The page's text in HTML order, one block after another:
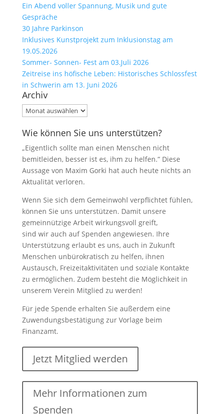
Ein Abend voller Spannung, Musik und gute
Gespräche
30 Jahre Parkinson
Inklusives Kunstprojekt zum Inklusionstag am
19.05.2026
Sommer- Sonnen- Fest am 03.Juli 2026
Zeitreise ins höfische Leben: Historisches Schlossfest
in Schwerin am 13. Juni 2026
Archiv
Archiv
Wie können Sie uns unterstützen?
„Eigentlich sollte man einen Menschen nicht
bemitleiden, besser ist es, ihm zu helfen.” Diese
Aussage von Maxim Gorki hat auch heute nichts an
Aktualität verloren.
Wenn Sie sich dem Gemeinwohl verpflichtet fühlen,
können Sie uns unterstützen. Damit unsere
gemeinnützige Arbeit wirkungsvoll greift,
sind wir auch auf Spenden angewiesen. Ihre
Unterstützung erlaubt es uns, auch in Zukunft
Menschen unbürokratisch zu helfen, ihnen
Austausch, Freizeitaktivitäten und soziale Kontakte
zu ermöglichen. Zudem besteht die Möglichkeit in
unserem Verein Mitglied zu werden!
Für jede Spende erhalten Sie außerdem eine
Zuwendungsbestätigung zur Vorlage beim
Finanzamt.
Jetzt Mitglied werden
Mehr Informationen zum
Spenden